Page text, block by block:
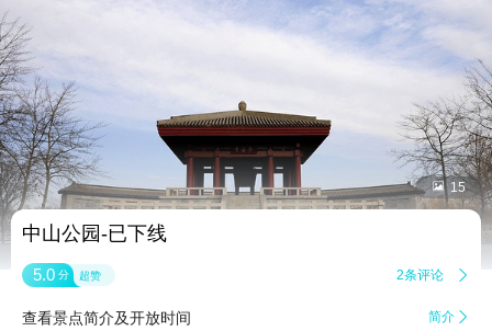
 15
中山公园-已下线
5.0 分 超赞 2条评论 
查看景点简介及开放时间 简介 
